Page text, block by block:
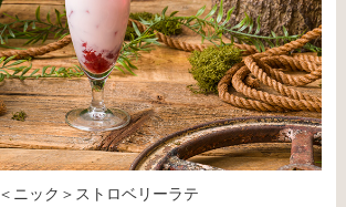
＜ニック＞ストロベリーラテ